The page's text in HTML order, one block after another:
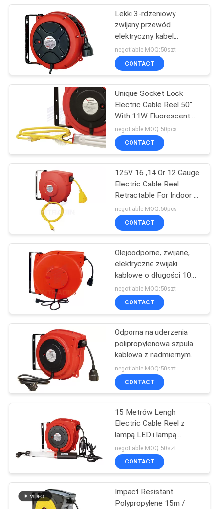
KONTROLA
JAKOŚCI
SKONTAKTUJ
SIĘ
AKTUALNOŚCI
POPROSIĆ
WYCENĘ
SITEMAP
PRIVACY
POLICY
Lekki 3-rdzeniowy
zwijany przewód
elektryczny, kabel
doprowadzający 0,9 m
negotiable MOQ:50szt
CONTACT
Unique Socket Lock
Electric Cable Reel 50''
With 11W Fluorescent
Lamp
negotiable MOQ:50pcs
CONTACT
125V 16 ,14 Or 12 Gauge
Electric Cable Reel
Retractable For Indoor /
Outdoor
negotiable MOQ:50pcs
CONTACT
Olejoodporne, zwijane,
elektryczne zwijaki
kablowe o długości 10m
- 15m
negotiable MOQ:50szt
CONTACT
Odporna na uderzenia
polipropylenowa szpula
kablowa z nadmiernym
obciążeniem Red
negotiable MOQ:50szt
CONTACT
15 Metrów Lengh
Electric Cable Reel z
lampą LED i lampą
fluorescencyjną
negotiable MOQ:50szt
CONTACT
Impact Resistant
Polypropylene 15m /